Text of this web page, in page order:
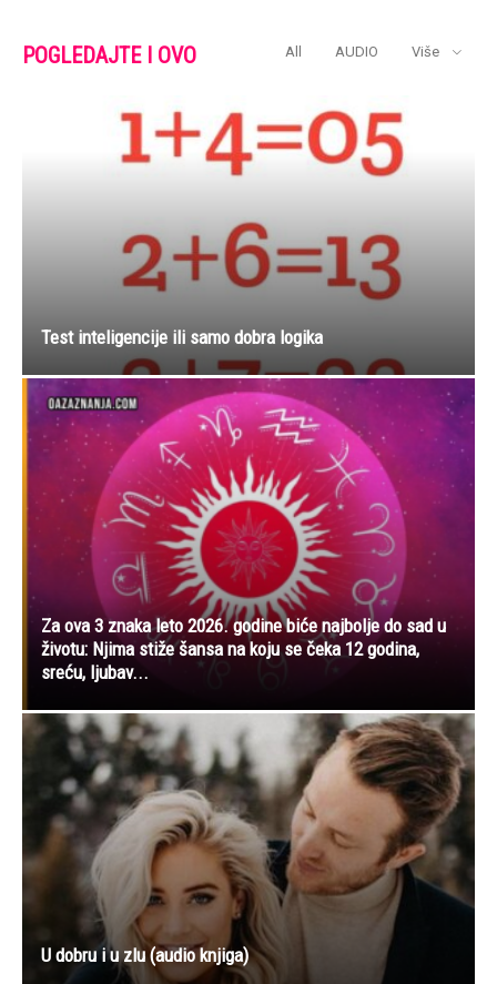
POGLEDAJTE I OVO All AUDIO Više
Test inteligencije ili samo dobra logika
Za ova 3 znaka leto 2026. godine biće najbolje do sad u
životu: Njima stiže šansa na koju se čeka 12 godina,
sreću, ljubav...
U dobru i u zlu (audio knjiga)